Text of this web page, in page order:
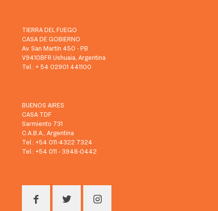
TIERRA DEL FUEGO
CASA DE GOBIERNO
Av. San Martín 450 - PB
V9410BFR Ushuaia, Argentina
Tel.: + 54 02901 441100
BUENOS AIRES
CASA TDF
Sarmiento 731
C.A.B.A., Argentina
Tel.: +54 011-4322 7324
Tel.: +54 011 - 3948-0442